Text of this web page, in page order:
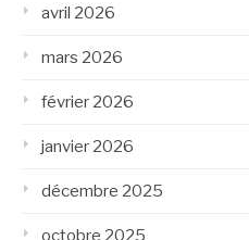
avril 2026
mars 2026
février 2026
janvier 2026
décembre 2025
octobre 2025